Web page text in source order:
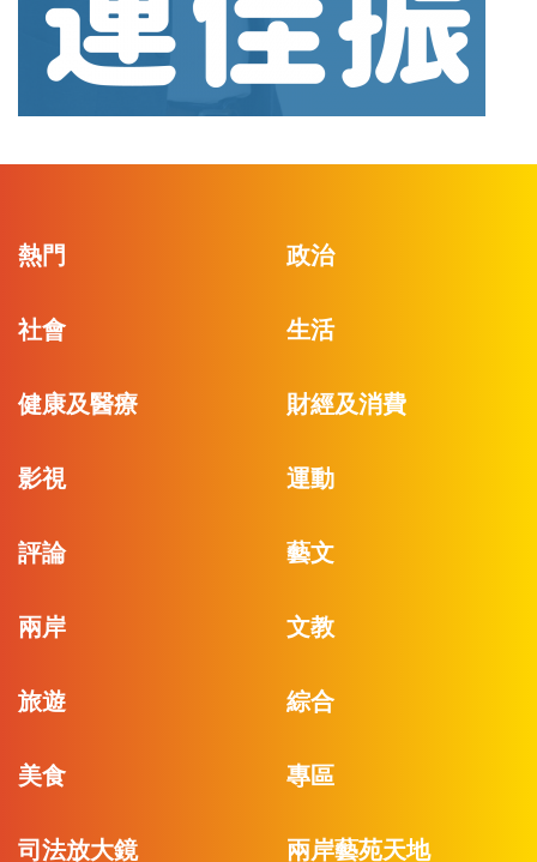
熱門 政治
社會 生活
健康及醫療 財經及消費
影視 運動
評論 藝文
兩岸 文教
旅遊 綜合
美食 專區
司法放大鏡 兩岸藝苑天地